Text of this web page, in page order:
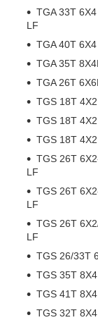
TGA 33T
LF
TGA 40T
TGA 35T
TGA 26T
TGS 18T
TGS 18T
TGS 18T
TGS 26T
LF
TGS 26T
LF
TGS 26T
LF
TGS 26/33T
TGS 35T
TGS 41T
TGS 32T